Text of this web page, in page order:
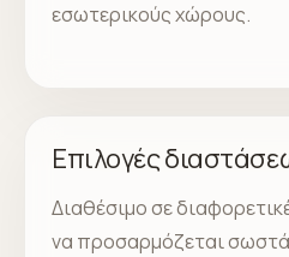
εσωτερικούς χώρους.
Επιλογές
Διαθέσιμο σε
να προσαρμόζεται σωστά